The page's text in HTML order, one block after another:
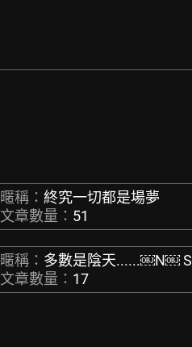
暱稱：終究一切都是場夢
文章數量： 51
暱稱： 多數是陰天......￼N￼ S
文章數量： 17